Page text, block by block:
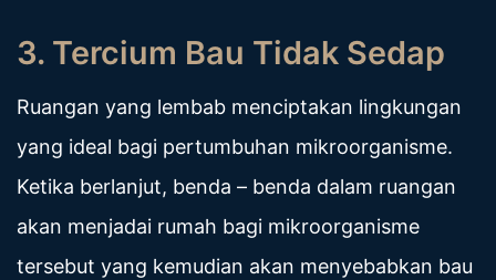
3. Tercium Bau Tidak Sedap
Ruangan yang lembab menciptakan lingkungan
yang ideal bagi pertumbuhan mikroorganisme.
Ketika berlanjut, benda – benda dalam ruangan
akan menjadai rumah bagi mikroorganisme
tersebut yang kemudian akan menyebabkan bau